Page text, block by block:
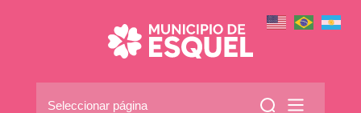
Seleccionar página